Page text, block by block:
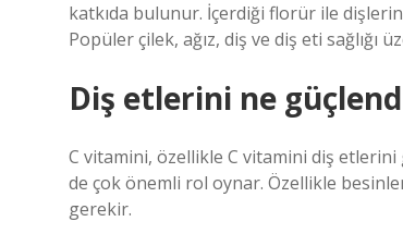
katkıda bulunur. İçerdiği florür ile
Popüler çilek, ağız, diş ve diş eti
Diş etlerini ne
C vitamini, özellikle C vitamini diş
de çok önemli rol oynar. Özellikle
gerekir.